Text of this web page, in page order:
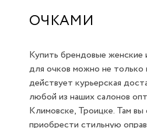
ОЧКАМИ
Купить брендовые женские
для очков можно не только
действует курьерская
любой из наших салонов
Климовске, Троицке. Там
приобрести стильную